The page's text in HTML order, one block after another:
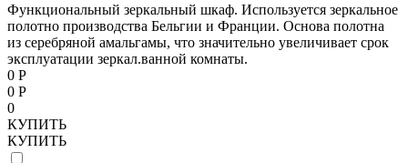
Функциональный зеркальный шкаф. Используется зеркальное
полотно производства Бельгии и Франции. Основа полотна
из серебряной амальгамы, что значительно увеличивает срок
эксплуатации зеркал.ванной комнаты.
0 Р
0 Р
0
КУПИТЬ
КУПИТЬ